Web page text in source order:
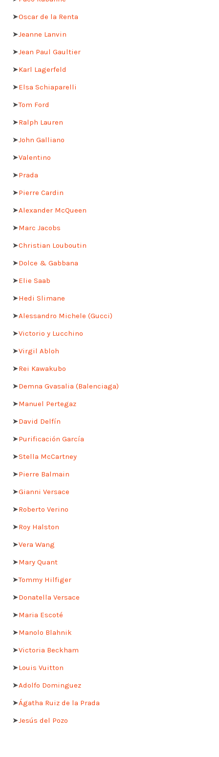
➤Oscar de la Renta
➤Jeanne Lanvin
➤Jean Paul Gaultier
➤Karl Lagerfeld
➤Elsa Schiaparelli
➤Tom Ford
➤Ralph Lauren
➤John Galliano
➤Valentino
➤Prada
➤Pierre Cardin
➤Alexander McQueen
➤Marc Jacobs
➤Christian Louboutin
➤Dolce & Gabbana
➤Elie Saab
➤Hedi Slimane
➤Alessandro Michele (Gucci)
➤Victorio y Lucchino
➤Virgil Abloh
➤Rei Kawakubo
➤Demna Gvasalia (Balenciaga)
➤Manuel Pertegaz
➤David Delfín
➤Purificación García
➤Stella McCartney
➤Pierre Balmain
➤Gianni Versace
➤Roberto Verino
➤Roy Halston
➤Vera Wang
➤Mary Quant
➤Tommy Hilfiger
➤Donatella Versace
➤Maria Escoté
➤Manolo Blahnik
➤Victoria Beckham
➤Louis Vuitton
➤Adolfo Dominguez
➤Ágatha Ruiz de la Prada
➤Jesús del Pozo